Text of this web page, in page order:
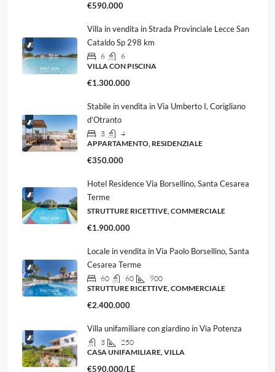
€590.000
Villa in vendita in Strada Provinciale Lecce San
Cataldo Sp 298 km
6
6
VILLA CON PISCINA
€1.300.000
Stabile in vendita in Via Umberto I, Corigliano
d’Otranto
3
4
APPARTAMENTO, RESIDENZIALE
€350.000
Hotel Residence Via Borsellino, Santa Cesarea
Terme
STRUTTURE RICETTIVE, COMMERCIALE
€1.900.000
Locale in vendita in Via Paolo Borsellino, Santa
Cesarea Terme
60 60
900
STRUTTURE RICETTIVE, COMMERCIALE
€2.400.000
Villa unifamiliare con giardino in Via Potenza
3
250
CASA UNIFAMILIARE, VILLA
€590.000/LE